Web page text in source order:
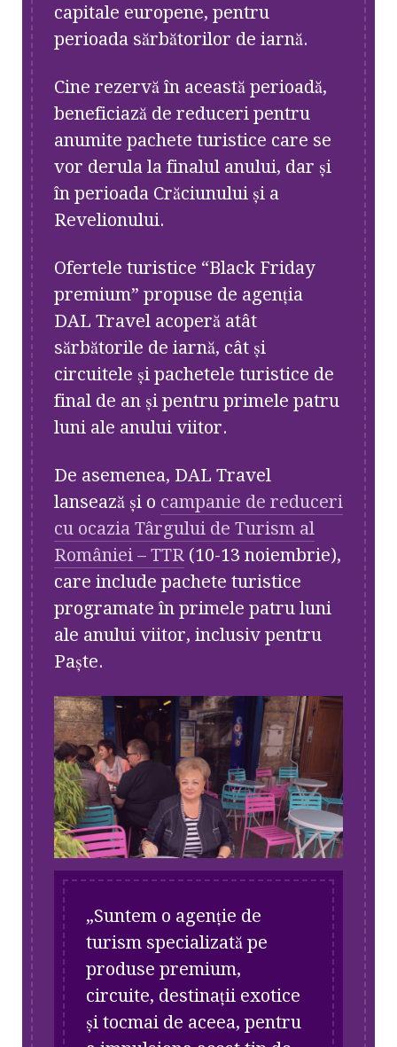
capitale europene, pentru
perioada sărbătorilor de iarnă.
Cine rezervă în această perioadă,
beneficiază de reduceri pentru
anumite pachete turistice care se
vor derula la finalul anului, dar și
în perioada Crăciunului și a
Revelionului.
Ofertele turistice “Black Friday
premium” propuse de agenția
DAL Travel acoperă atât
sărbătorile de iarnă, cât și
circuitele și pachetele turistice de
final de an și pentru primele patru
luni ale anului viitor.
De asemenea, DAL Travel
lansează și o campanie de reduceri
cu ocazia Târgului de Turism al
României – TTR (10-13 noiembrie),
care include pachete turistice
programate în primele patru luni
ale anului viitor, inclusiv pentru
Paște.
„Suntem o agenție de
turism specializată pe
produse premium,
circuite, destinații exotice
și tocmai de aceea, pentru